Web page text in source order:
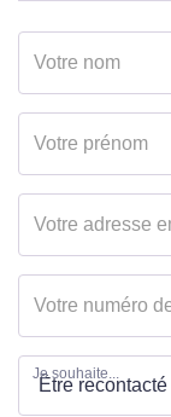
Je souhaite...